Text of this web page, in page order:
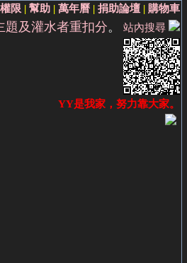
權限 | 幫助 | 萬年曆 | 捐助論壇 | 購物車
題及灌水者重扣分。 站內搜尋
YY是我家，努力靠大家。